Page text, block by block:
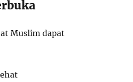
Muslim dapat